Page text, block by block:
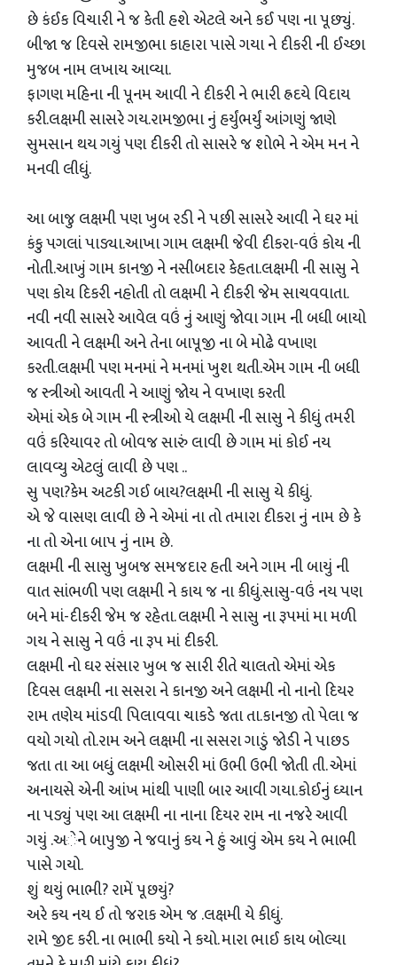
છે કંઈક વિચારી ને જ કેતી હશે એટલે અને કઈ પણ ના પૂછ્યું.
બીજા જ દિવસે રામજીભા કાહારા પાસે ગયા ને દીકરી ની ઈચ્છા
મુજબ નામ લખાય આવ્યા.
ફાગણ મહિના ની પૂનમ આવી ને દીકરી ને ભારી હ્રદયે વિદાય
કરી.લક્ષમી સાસરે ગય.રામજીભા નું હર્યુંભર્યું આંગણું જાણે
સુમસાન થય ગયું પણ દીકરી તો સાસરે જ શોભે ને એમ મન ને
મનવી લીધું.
આ બાજુ લક્ષમી પણ ખુબ રડી ને પછી સાસરે આવી ને ઘર માં
કંકુ પગલાં પાડ્યા.આખા ગામ લક્ષમી જેવી દીકરા-વઉં કોય ની
નોતી.આખું ગામ કાનજી ને નસીબદાર કેહતા.લક્ષમી ની સાસુ ને
પણ કોય દિકરી નહોતી તો લક્ષમી ને દીકરી જેમ સાચવવાતા.
નવી નવી સાસરે આવેલ વઉં નું આણું જોવા ગામ ની બધી બાયો
આવતી ને લક્ષમી અને તેના બાપૂજી ના બે મોઢે વખાણ
કરતી.લક્ષમી પણ મનમાં ને મનમાં ખુશ થતી.એમ ગામ ની બધી
જ સ્ત્રીઓ આવતી ને આણું જોય ને વખાણ કરતી
એમાં એક બે ગામ ની સ્ત્રીઓ યે લક્ષમી ની સાસુ ને કીધું તમરી
વઉં કરિયાવર તો બોવજ સારું લાવી છે ગામ માં કોઈ નય
લાવવ્યુ એટલું લાવી છે પણ ..
સુ પણ?કેમ અટકી ગઈ બાય?લક્ષમી ની સાસુ યે કીધું.
એ જે વાસણ લાવી છે ને એમાં ના તો તમારા દીકરા નું નામ છે કે
ના તો એના બાપ નું નામ છે.
લક્ષમી ની સાસુ ખુબજ સમજદાર હતી અને ગામ ની બાયું ની
વાત સાંભળી પણ લક્ષમી ને કાય જ ના કીધું.સાસુ-વઉં નય પણ
બને માં-દીકરી જેમ જ રહેતા. લક્ષમી ને સાસુ ના રૂપમાં મા મળી
ગય ને સાસુ ને વઉં ના રૂપ માં દીકરી.
લક્ષમી નો ઘર સંસાર ખુબ જ સારી રીતે ચાલતો એમાં એક
દિવસ લક્ષમી ના સસરા ને કાનજી અને લક્ષમી નો નાનો દિયર
રામ તણેય માંડવી પિલાવવા ચાકડે જતા તા.કાનજી તો પેલા જ
વયો ગયો તો.રામ અને લક્ષમી ના સસરા ગાડું જોડી ને પાછડ
જતા તા આ બધું લક્ષમી ઓસરી માં ઉભી ઉભી જોતી તી. એમાં
અનાયસે એની આંખ માંથી પાણી બાર આવી ગયા.કોઈનું ધ્યાન
ના પડ્યું પણ આ લક્ષમી ના નાના દિયર રામ ના નજરે આવી
ગયું .અેને બાપુજી ને જવાનું કય ને હું આવું એમ કય ને ભાભી
પાસે ગયો.
શું થયું ભાભી? રામેં પૂછયું?
અરે કય નય ઈ તો જરાક એમ જ .લક્ષમી યે કીધું.
રામે જીદ કરી. ના ભાભી કયો ને કયો. મારા ભાઈ કાય બોલ્યા